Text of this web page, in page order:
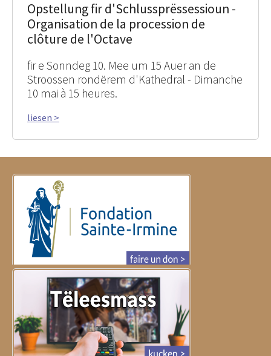
Opstellung fir d'Schlussprëssessioun -
Organisation de la procession de
clôture de l'Octave
fir e Sonndeg 10. Mee um 15 Auer an de
Stroossen rondërem d'Kathedral - Dimanche
10 mai à 15 heures.
liesen >